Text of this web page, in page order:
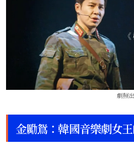
劇照
金勵鴛：韓國音樂劇女